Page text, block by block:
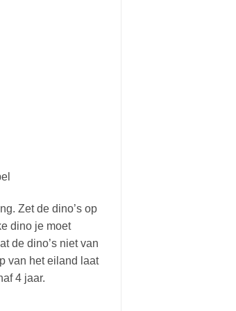
Zet de dino’s op
dino je moet
de dino’s niet van
van het eiland laat
4 jaar.